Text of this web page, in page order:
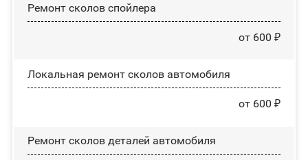
Ремонт сколов спойлера
от 600 ₽
Локальная ремонт сколов автомобиля
от 600 ₽
Ремонт сколов деталей автомобиля